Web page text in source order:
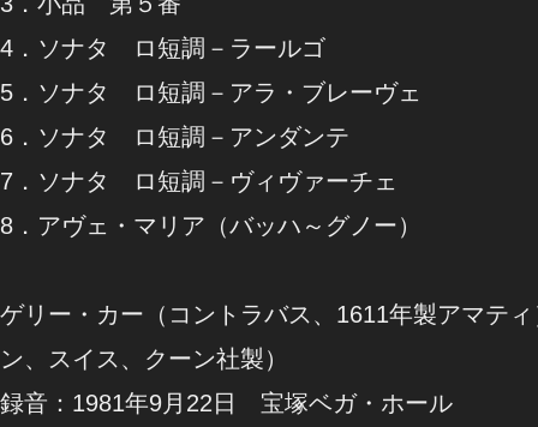
4．ソナタ ロ短調－ラールゴ
5．ソナタ ロ短調－アラ・ブレーヴェ
6．ソナタ ロ短調－アンダンテ
7．ソナタ ロ短調－ヴィヴァーチェ
8．アヴェ・マリア（バッハ～グノー）
ゲリー・カー（コントラバス、1611年製アマテ
ン、スイス、クーン社製）
録音：1981年9月22日 宝塚ベガ・ホール